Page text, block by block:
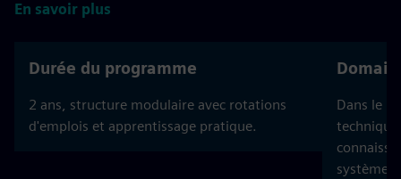
En savoir plus
Durée du programme
2 ans, structure modulaire avec rotations
d'emplois et apprentissage pratique.
Dans le
systèmes